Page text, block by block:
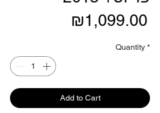
₪1,099.00
Quantity *
Add to Cart